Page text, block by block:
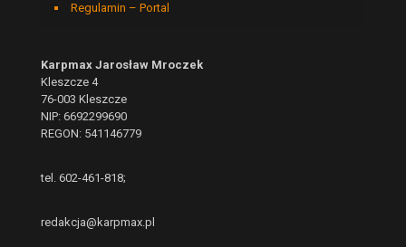
Regulamin – Portal
Karpmax Jarosław Mroczek
Kleszcze 4
76-003 Kleszcze
NIP: 6692299690
REGON: 541146779
tel. 602-461-818;
redakcja@karpmax.pl